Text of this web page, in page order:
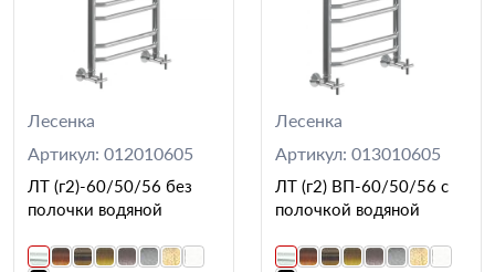
Лесенка
Артикул: 012010605
ЛТ (г2)-60/50/56 без
полочки водяной
Лесенка
Артикул: 013010605
ЛТ (г2) ВП-60/50/56 с
полочкой водяной